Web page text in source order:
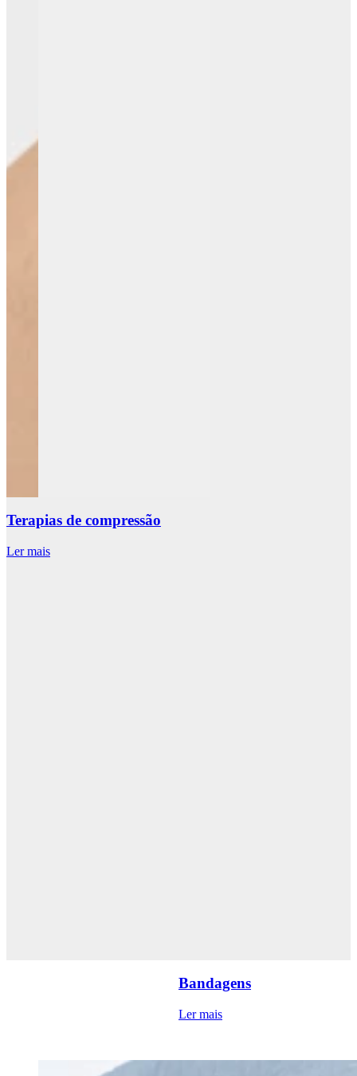
Terapias de compressão
Ler mais
Bandagens
Ler mais